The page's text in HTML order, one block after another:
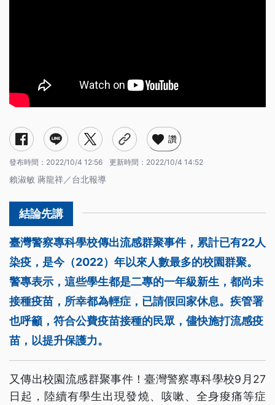
讚
發布時間： 2022/10/4 12:56 更新時間： 2022/10/4 14:52
賴淑敏 蔣龍祥／台北報導
臺灣警察專科學校傳出流感群聚事件，累計已有22人
染疫，是今（2022）年以來人數最多的校園群聚。
警專表示，這些學生都是二專的一年級新生，都尚未
接種疫苗，所幸都為輕症，已請假回家休息。疾管署
也呼籲，符合公費疫苗接種的民眾，儘快施打流感疫
苗，以提升保護力。
又傳出校園流感群聚事件！臺灣警察專科學校9月27
日起，陸續有學生出現發燒、咳嗽、全身痠痛等症